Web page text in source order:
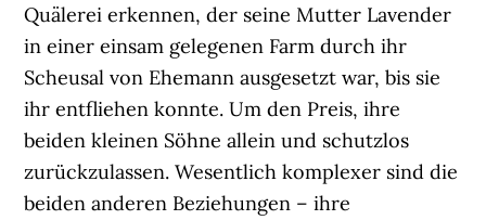
Quälerei erkennen, der seine Mutter Lavender
in einer einsam gelegenen Farm durch ihr
Scheusal von Ehemann ausgesetzt war, bis sie
ihr entfliehen konnte. Um den Preis, ihre
beiden kleinen Söhne allein und schutzlos
zurückzulassen. Wesentlich komplexer sind die
beiden anderen Beziehungen – ihre